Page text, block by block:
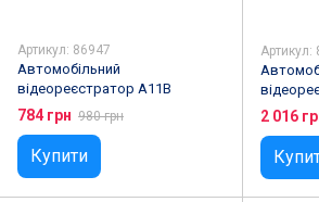
Артикул: 86947
Автомобільний
відеореєстратор А11В
784 грн 980 грн
Купити
Артикул:
Gps
2 016